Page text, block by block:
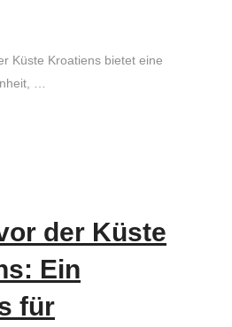
Küste Kroatiens bietet eine
…
der Küste
Ein
für